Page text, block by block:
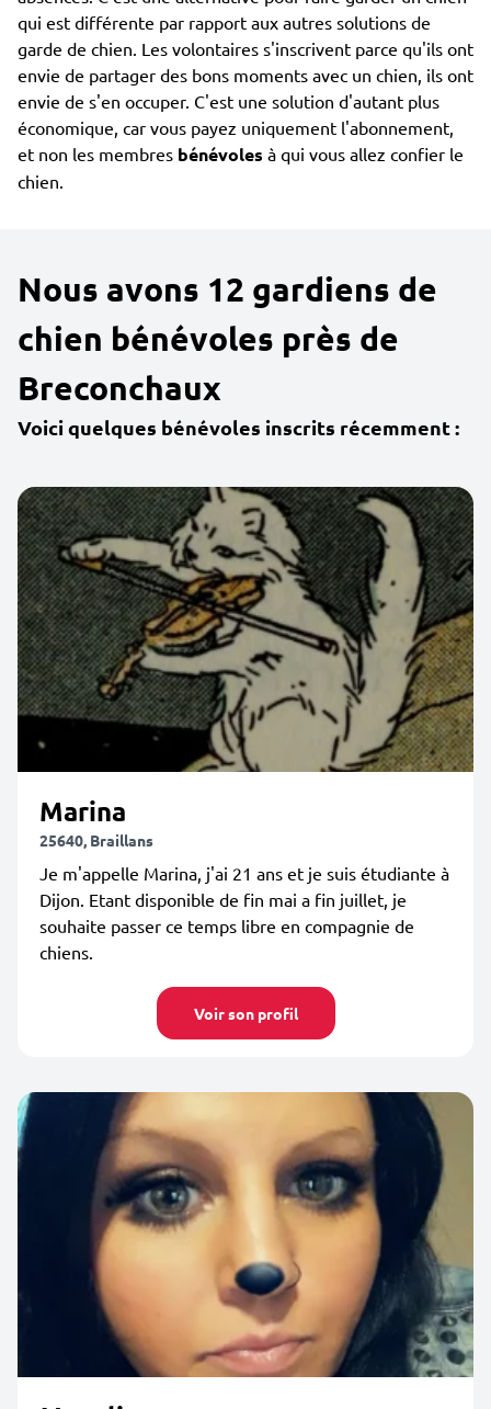
qui est différente par rapport aux autres solutions de
garde de chien. Les volontaires s'inscrivent parce qu'ils ont
envie de partager des bons moments avec un chien, ils ont
envie de s'en occuper. C'est une solution d'autant plus
économique, car vous payez uniquement l'abonnement,
et non les membres bénévoles à qui vous allez confier le
chien.
Nous avons 12 gardiens de
chien bénévoles près de
Breconchaux
Voici quelques bénévoles inscrits récemment :
Marina
25640, Braillans
Je m'appelle Marina, j'ai 21 ans et je suis étudiante à
Dijon. Etant disponible de fin mai a fin juillet, je
souhaite passer ce temps libre en compagnie de
chiens.
Voir son profil